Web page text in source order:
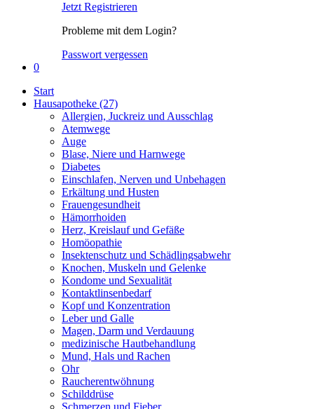
Jetzt Registrieren
Probleme mit dem Login?
Passwort vergessen
0
Start
Hausapotheke (27)
Allergien, Juckreiz und Ausschlag
Atemwege
Auge
Blase, Niere und Harnwege
Diabetes
Einschlafen, Nerven und Unbehagen
Erkältung und Husten
Frauengesundheit
Hämorrhoiden
Herz, Kreislauf und Gefäße
Homöopathie
Insektenschutz und Schädlingsabwehr
Knochen, Muskeln und Gelenke
Kondome und Sexualität
Kontaktlinsenbedarf
Kopf und Konzentration
Leber und Galle
Magen, Darm und Verdauung
medizinische Hautbehandlung
Mund, Hals und Rachen
Ohr
Raucherentwöhnung
Schilddrüse